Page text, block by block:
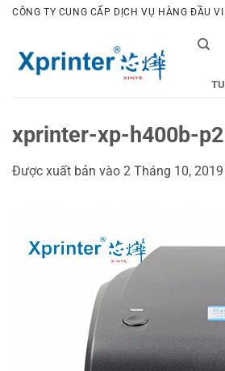
Bỏ
dung
CÔNG TY CUNG CẤP DỊCH VỤ HÀNG ĐẦU
xprinter-xp-h400b-p2
Được xuất bản vào 2 Tháng 10, 2019